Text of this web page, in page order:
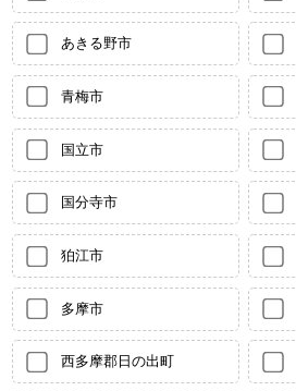
あきる野市
青梅市
国立市
国分寺市
狛江市
多摩市
西多摩郡日の出町